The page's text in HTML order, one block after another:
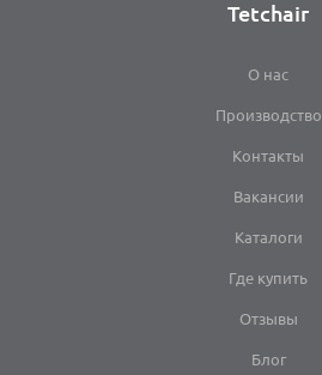
Tetchair
О нас
Производство
Контакты
Вакансии
Каталоги
Где купить
Отзывы
Блог